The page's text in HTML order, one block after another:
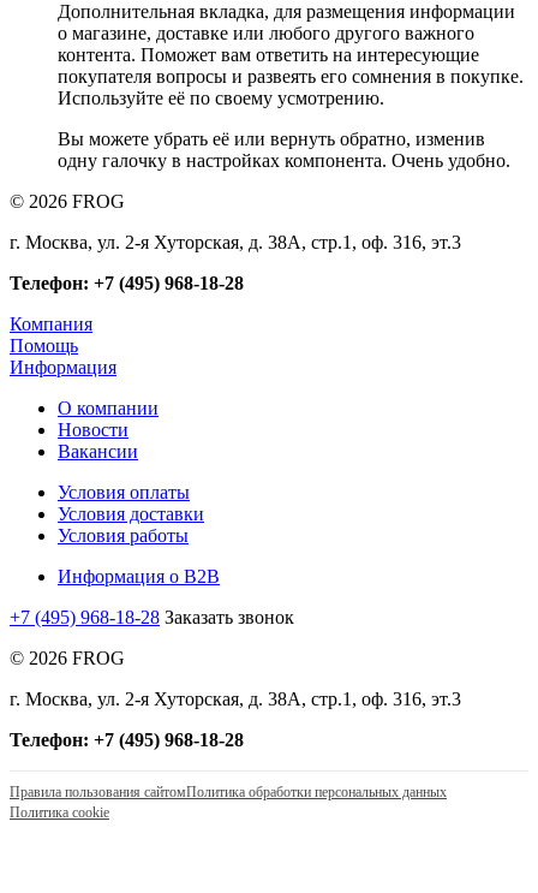
Дополнительная вкладка, для размещения информации
о магазине, доставке или любого другого важного
контента. Поможет вам ответить на интересующие
покупателя вопросы и развеять его сомнения в покупке.
Используйте её по своему усмотрению.
Вы можете убрать её или вернуть обратно, изменив
одну галочку в настройках компонента. Очень удобно.
© 2026 FROG
г. Москва, ул. 2-я Хуторская, д. 38А, стр.1, оф. 316, эт.3
Телефон: +7 (495) 968-18-28
Компания
Помощь
Информация
О компании
Новости
Вакансии
Условия оплаты
Условия доставки
Условия работы
Информация о B2B
+7 (495) 968-18-28 Заказать звонок
© 2026 FROG
г. Москва, ул. 2-я Хуторская, д. 38А, стр.1, оф. 316, эт.3
Телефон: +7 (495) 968-18-28
Правила пользования сайтомПолитика обработки персональных данных
Политика cookie